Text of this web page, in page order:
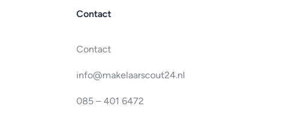
Contact
Contact
info@makelaarscout24.nl
085 – 401 6472